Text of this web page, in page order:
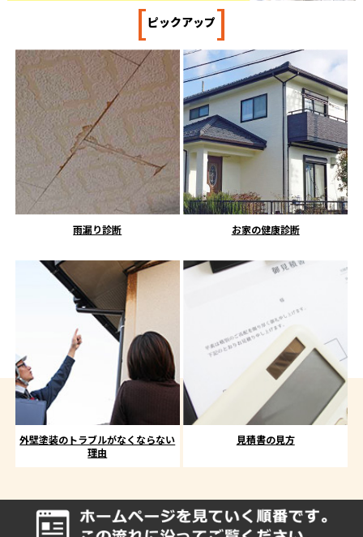
[ピックアップ]
雨漏り診断 お家の健康診断
外壁塗装のトラブルがなくならない
理由
見積書の見方